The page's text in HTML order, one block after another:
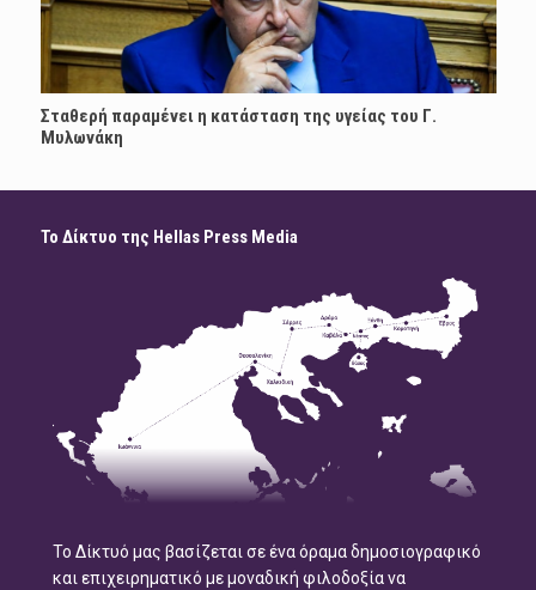
Σταθερή παραμένει η κατάσταση της υγείας του Γ.
Μυλωνάκη
Το Δίκτυο της Hellas Press Media
Το Δίκτυό μας βασίζεται σε ένα όραμα δημοσιογραφικό
και επιχειρηματικό με μοναδική φιλοδοξία να